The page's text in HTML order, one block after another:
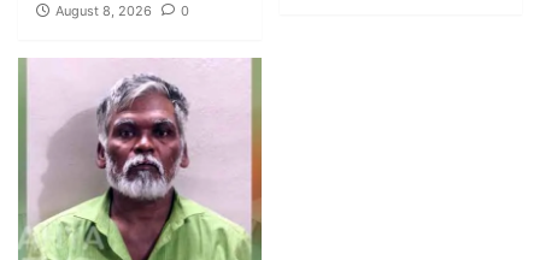
August 8, 2026 0